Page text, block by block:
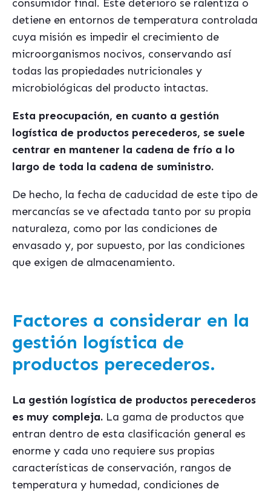
consumidor final. Este deterioro se ralentiza o
detiene en entornos de temperatura controlada
cuya misión es impedir el crecimiento de
microorganismos nocivos, conservando así
todas las propiedades nutricionales y
microbiológicas del producto intactas.
Esta preocupación, en cuanto a gestión
logística de productos perecederos, se suele
centrar en mantener la cadena de frío a lo
largo de toda la cadena de suministro.
De hecho, la fecha de caducidad de este tipo de
mercancías se ve afectada tanto por su propia
naturaleza, como por las condiciones de
envasado y, por supuesto, por las condiciones
que exigen de almacenamiento.
Factores a considerar en la
gestión logística de
productos perecederos.
La gestión logística de productos perecederos
es muy compleja. La gama de productos que
entran dentro de esta clasificación general es
enorme y cada uno requiere sus propias
características de conservación, rangos de
temperatura y humedad, condiciones de